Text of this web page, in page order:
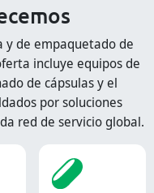
y de empaquetado de
incluye equipos de
de cápsulas y el
por soluciones
red de servicio global.